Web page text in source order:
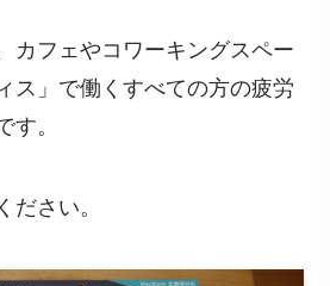
カフェやコワーキングスペー
ス」で働くすべての方の疲労
す。
ださい。